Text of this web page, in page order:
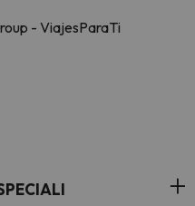
- ViajesParaTi